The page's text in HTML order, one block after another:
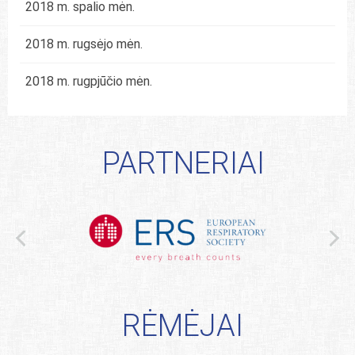
2018 m. spalio mėn.
2018 m. rugsėjo mėn.
2018 m. rugpjūčio mėn.
PARTNERIAI
RĖMĖJAI